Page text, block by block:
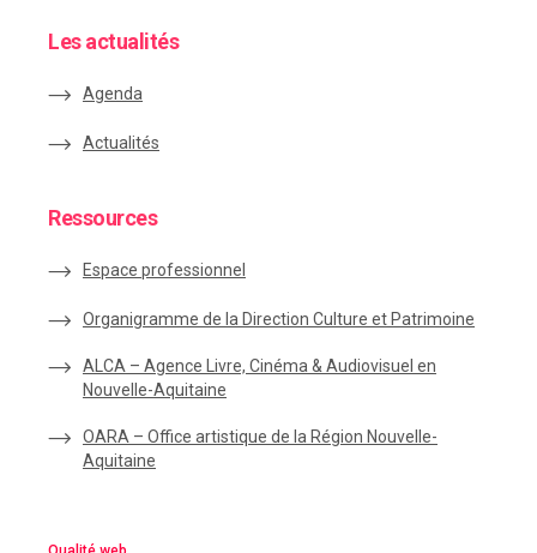
Les actualités
Agenda
Actualités
Ressources
Espace professionnel
Organigramme de la Direction Culture et Patrimoine
ALCA – Agence Livre, Cinéma & Audiovisuel en
Nouvelle-Aquitaine
OARA – Office artistique de la Région Nouvelle-
Aquitaine